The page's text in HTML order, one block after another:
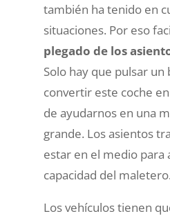
también ha tenido en
situaciones. Por eso
plegado de los
Solo hay que pulsar un
convertir este coche
de ayudarnos en una
grande. Los asientos
estar en el medio para
capacidad del maletero.
Los vehículos tienen